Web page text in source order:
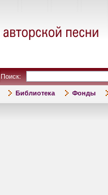
Поиск:
Библиотека Фонды